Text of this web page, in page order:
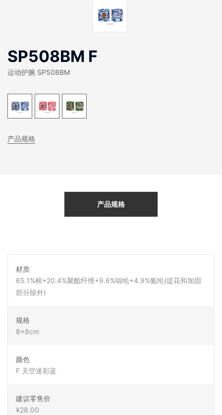
SP508BM F
运动护腕 SP508BM
产品规格
产品规格
材质
65.1%棉+20.4%聚酯纤维+9.6%锦纶+4.9%氨纶(提花和加固
部分除外)
规格
8x8cm
颜色
F 天空迷彩蓝
建议零售价
¥28.00